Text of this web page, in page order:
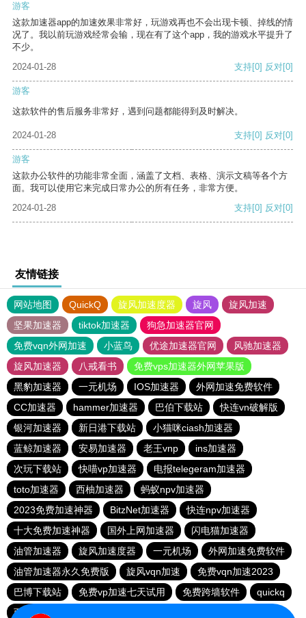
游客
这款加速器app的加速效果非常好，玩游戏再也不会出现卡顿、掉线的情
况了。我以前玩游戏经常会输，现在有了这个app，我的游戏水平提升了
不少。
2024-01-28
支持[0] 反对[0]
游客
这款软件的售后服务非常好，遇到问题都能得到及时解决。
2024-01-28 支持[0] 反对[0]
游客
这款办公软件的功能非常全面，涵盖了文档、表格、演示文稿等各个方
面。我可以使用它来完成日常办公的所有任务，非常方便。
2024-01-28
支持[0] 反对[0]
友情链接
网站地图 QuickQ 旋风加速度器 旋风
旋风加速
坚果加速器
tiktok加速器
狗急加速器官网
免费vqn外网加速
小蓝鸟 优途加速器官网
风驰加速器
旋风加速器
八戒看书
免费vps加速器外网苹果版
黑豹加速器
一元机场 IOS加速器
外网加速免费软件
CC加速器
hammer加速器 巴伯下载站
快连vn破解版
银河加速器
新日港下载站
小猫咪ciash加速器
蓝鲸加速器
安易加速器 老王vnp
ins加速器
次玩下载站
快喵vp加速器
电报telegeram加速器
toto加速器
西柚加速器
蚂蚁npv加速器
2023免费加速神器
BitzNet加速器
快连npv加速器
十大免费加速神器
国外上网加速器
闪电猫加速器
油管加速器
旋风加速度器 一元机场
外网加速免费软件
油管加速器永久免费版
旋风vqn加速
免费vqn加速2023
巴博下载站
免费vp加速七天试用 免费跨墙软件
quickq
西柚加速器